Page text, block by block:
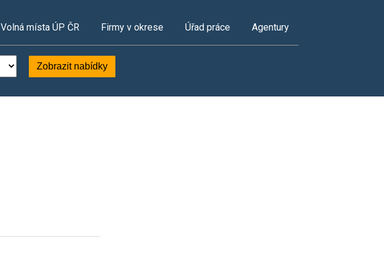
Volná místa ÚP ČR Firmy v okrese Úřad práce Agentury
Zobrazit nabídky